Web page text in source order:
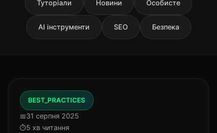
Туторіали Новини Особисте
AI інструменти SEO Безпека
BEST_PRACTICES
31 серпня 2025
5 хв читання